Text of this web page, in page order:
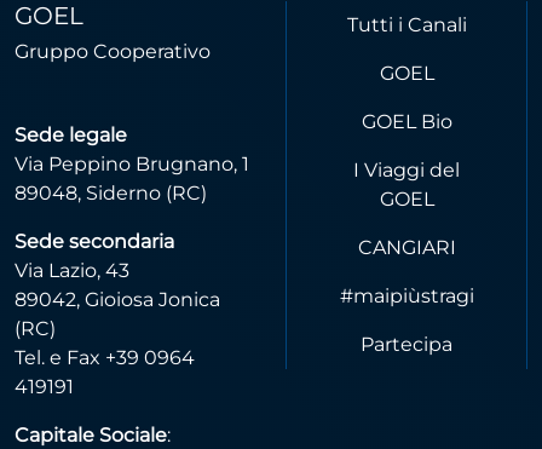
GOEL
Gruppo Cooperativo
Sede legale
Via Peppino Brugnano, 1
89048, Siderno (RC)
Sede secondaria
Via Lazio, 43
89042, Gioiosa Jonica
(RC)
Tel. e Fax +39 0964
419191
Capitale Sociale:
Tutti i Canali
GOEL
GOEL Bio
I Viaggi del
GOEL
CANGIARI
#maipiùstragi
Partecipa